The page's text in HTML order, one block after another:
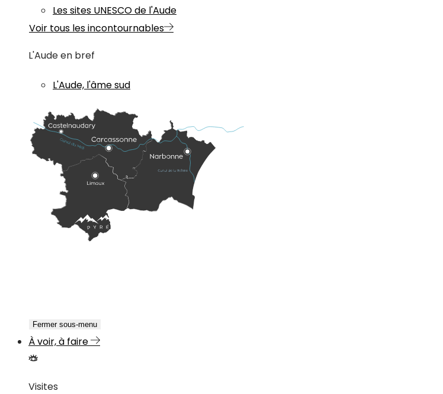
Les sites UNESCO de l'Aude
Voir tous les incontournables
L'Aude en bref
L'Aude, l'âme sud
Fermer sous-menu
À voir, à faire
Visites